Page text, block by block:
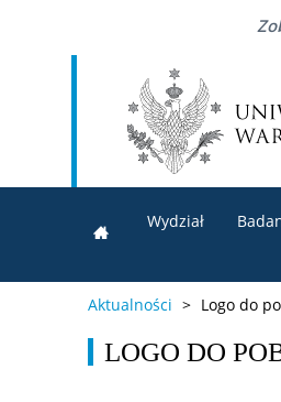
Wydział
Aktualności > Logo do
LOGO DO